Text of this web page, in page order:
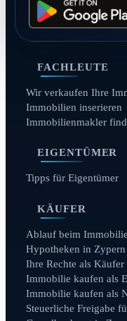
FACHLEUTE
Wir verkaufen Ihre
Immobilien inserieren
Immobilienmakler
EIGENTÜMER
Tipps für Eigentümer
KÄUFER
Ablauf beim
Hypotheken in Zypern
Ihre Rechte als Käufer
Immobilie kaufen als
Immobilie kaufen als
Steuerliche Freigabe